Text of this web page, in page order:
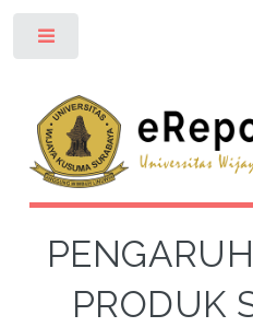
PRODUK